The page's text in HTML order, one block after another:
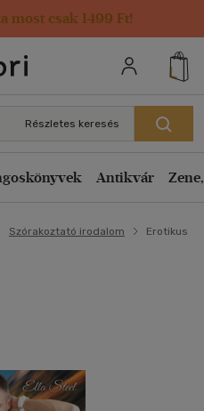
most csak 1499 Ft!
adatai
Részletes keresés
Antikvár
Szórakoztató irodalom Erotikus